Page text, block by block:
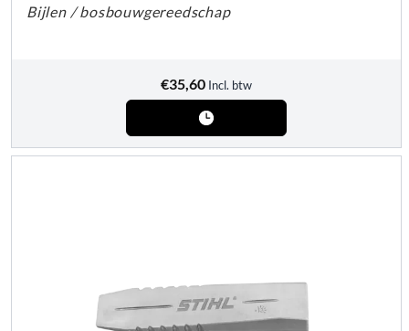
Bijlen / bosbouwgereedschap
€35,60 Incl. btw